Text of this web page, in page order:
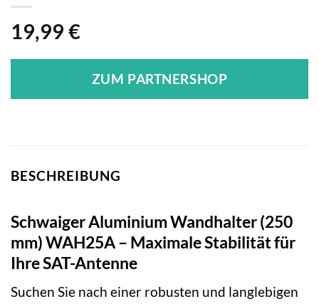
19,99 €
ZUM PARTNERSHOP
BESCHREIBUNG
Schwaiger Aluminium Wandhalter (250
mm) WAH25A – Maximale Stabilität für
Ihre SAT-Antenne
Suchen Sie nach einer robusten und langlebigen